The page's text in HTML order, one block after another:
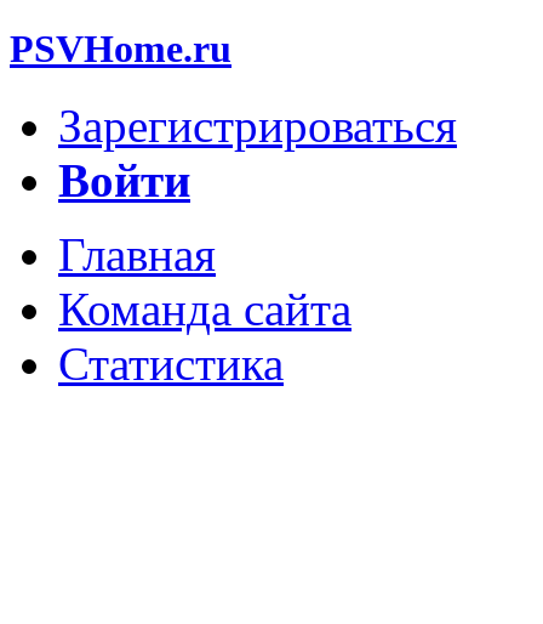
PSVHome.ru
Зарегистрироваться
Войти
Главная
Команда сайта
Статистика